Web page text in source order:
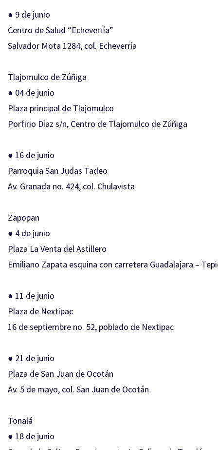
● 9 de junio
Centro de Salud “Echeverría”
Salvador Mota 1284, col. Echeverría
Tlajomulco de Zúñiga
● 04 de junio
Plaza principal de Tlajomulco
Porfirio Díaz s/n, Centro de Tlajomulco de Zúñiga
● 16 de junio
Parroquia San Judas Tadeo
Av. Granada no. 424, col. Chulavista
Zapopan
● 4 de junio
Plaza La Venta del Astillero
Emiliano Zapata esquina con carretera Guadalajara –
● 11 de junio
Plaza de Nextipac
16 de septiembre no. 52, poblado de Nextipac
● 21 de junio
Plaza de San Juan de Ocotán
Av. 5 de mayo, col. San Juan de Ocotán
Tonalá
● 18 de junio